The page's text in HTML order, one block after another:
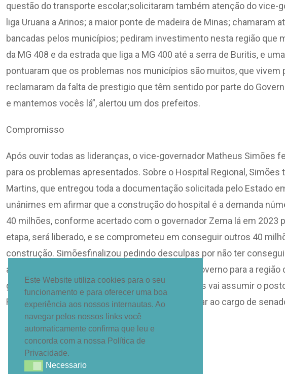
questão do transporte escolar;solicitaram também atenção do vice-
liga Uruana a Arinos; a maior ponte de madeira de Minas; chamaram
bancadas pelos municípios; pediram investimento nesta região que
da MG 408 e da estrada que liga a MG 400 até a serra de Buritis, e
pontuaram que os problemas nos municípios são muitos, que
reclamaram da falta de prestigio que têm sentido por parte do
e mantemos vocês lá”, alertou um dos prefeitos.
Compromisso
Após ouvir todas as lideranças, o vice-governador Matheus Simões
para os problemas apresentados. Sobre o Hospital Regional,
Martins, que entregou toda a documentação solicitada pelo Estado
unânimes em afirmar que a construção do hospital é a demanda
40 milhões, conforme acertado com o governador Zema lá em 2023
etapa, será liberado, e se comprometeu em conseguir outros 40
construção. Simõesfinalizou pedindo desculpas por não ter
anteriores e anunciou que vai mudar a sede do governo para a
governadoria. O vice-governador Matheus Simões vai assumir o
Romeu Zema, que vai renunciar para se candidatar ao cargo de
Este Website utiliza cookies para o seu
funcionamento e para oferecer uma boa
experiência aos nossos internautas. Ao
navegar pelos nossos links você
automaticamente confirma que leu e
concorda com a nossa Política de
Privacidade.
NecessarioNecessario